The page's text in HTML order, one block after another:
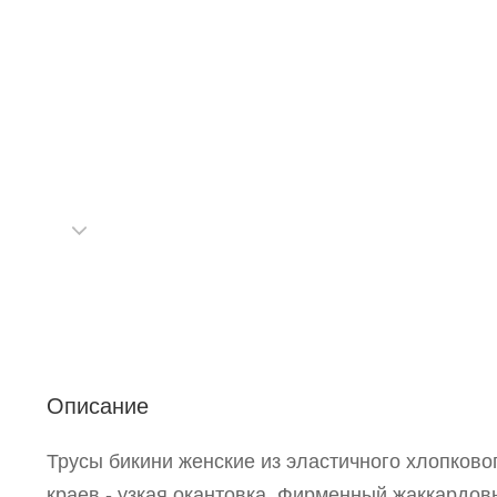
Описание
Трусы бикини женские из эластичного